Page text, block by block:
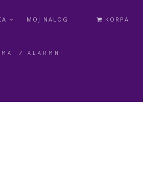
MOJ NALOG KORPA
/ALARMNI